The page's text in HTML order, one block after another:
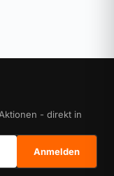
- direkt in
Anmelden